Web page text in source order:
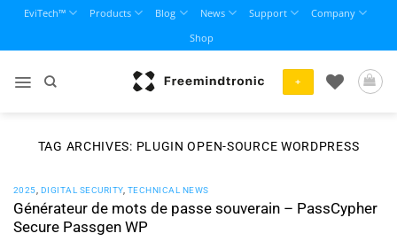
content
EviTech™ Products Blog News Support
Company
Shop
+
TAG ARCHIVES: PLUGIN OPEN-SOURCE WORDPRESS
2025 DIGITAL SECURITY, TECHNICAL NEWS
Générateur de mots de passe souverain – PassCypher
Secure Passgen WP